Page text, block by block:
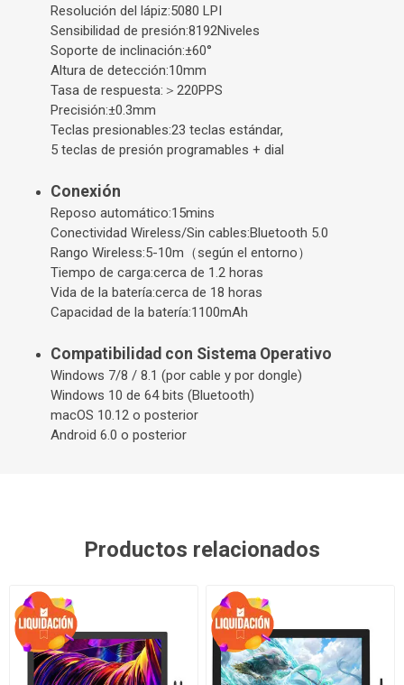
Resolución del lápiz:5080 LPI
Sensibilidad de presión:8192Niveles
Soporte de inclinación:±60°
Altura de detección:10mm
Tasa de respuesta:＞220PPS
Precisión:±0.3mm
Teclas presionables:23 teclas estándar,
5 teclas de presión programables + dial
Conexión
Reposo automático:15mins
Conectividad Wireless/Sin cables:Bluetooth 5.0
Rango Wireless:5-10m（según el entorno）
Tiempo de carga:cerca de 1.2 horas
Vida de la batería:cerca de 18 horas
Capacidad de la batería:1100mAh
Compatibilidad con Sistema Operativo
Windows 7/8 / 8.1 (por cable y por dongle)
Windows 10 de 64 bits (Bluetooth)
macOS 10.12 o posterior
Android 6.0 o posterior
Productos relacionados